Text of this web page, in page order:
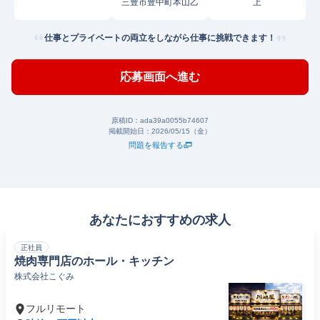
三豊市豊中町本山乙
上
仕事とプライベートの両立をしながら仕事に挑戦できます！
応募画面へ進む
原稿ID： ada39a0055b74607
掲載開始日： 2026/05/15（金）
問題を報告する
あなたにおすすめの求人
正社員
焼肉専門店のホール・キッチン
株式会社こぐみ
フルリモート